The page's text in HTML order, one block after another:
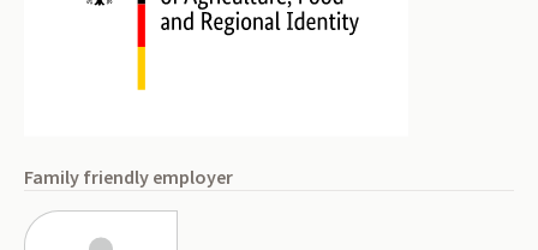
Family friendly employer